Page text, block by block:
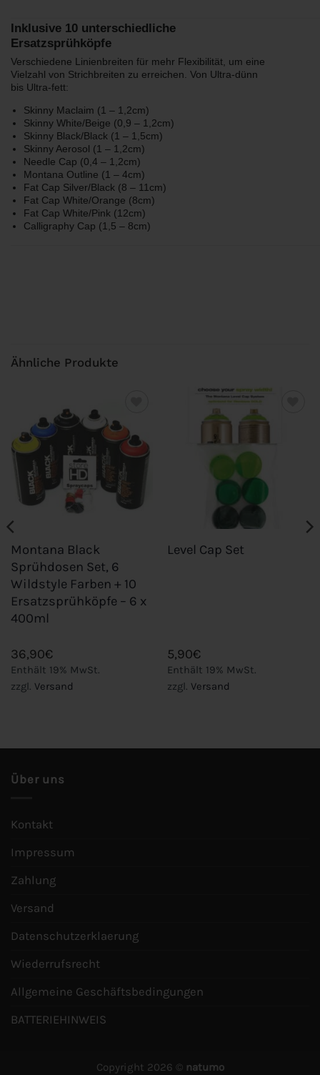
Inklusive 10 unterschiedliche
Ersatzsprühköpfe
Verschiedene Linienbreiten für mehr Flexibilität, um eine
Vielzahl von Strichbreiten zu erreichen. Von Ultra-dünn
bis Ultra-fett:
Skinny Maclaim (1 – 1,2cm)
Skinny White/Beige (0,9 – 1,2cm)
Skinny Black/Black (1 – 1,5cm)
Skinny Aerosol (1 – 1,2cm)
Needle Cap (0,4 – 1,2cm)
Montana Outline (1 – 4cm)
Fat Cap Silver/Black (8 – 11cm)
Fat Cap White/Orange (8cm)
Fat Cap White/Pink (12cm)
Calligraphy Cap (1,5 – 8cm)
Ähnliche Produkte
Add to
wishlist
Montana Black
Sprühdosen Set, 6
Wildstyle Farben + 10
Ersatzsprühköpfe – 6 x
400ml
36,90€
Enthält 19% MwSt.
zzgl. Versand
Level Cap Set
5,90€
Enthält 19% MwSt.
zzgl. Versand
Über uns
Kontakt
Impressum
Zahlung
Versand
Datenschutzerklaerung
Wiederrufsrecht
Allgemeine Geschäftsbedingungen
BATTERIEHINWEIS
Copyright 2026 © natumo